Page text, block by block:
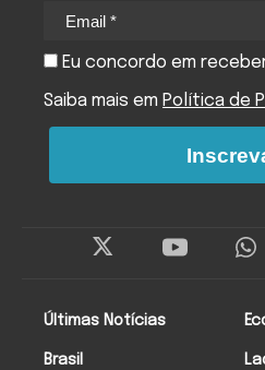
Últimas Notícias
Brasil
Eu concordo em
Saiba mais em Política de